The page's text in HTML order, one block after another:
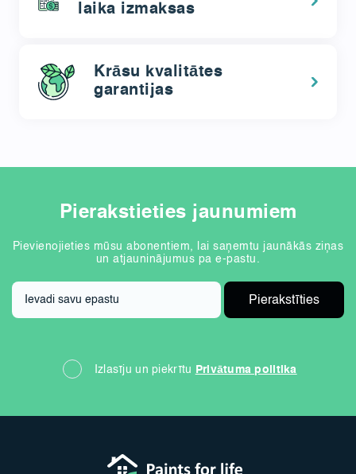
laika izmaksas
Krāsu kvalitātes
garantijas
Pierakstieties jaunumiem
Pievienojieties mūsu abonentiem, lai saņemtu jaunākās ziņas
un atjauninājumus pa e-pastu.
Izlasīju un piekrītu Privātuma politika